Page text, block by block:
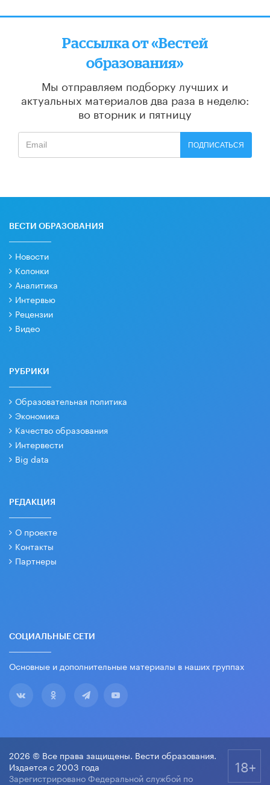
Рассылка от «Вестей
образования»
Мы отправляем подборку лучших и
актуальных материалов два раза в неделю:
во вторник и пятницу
ПОДПИСАТЬСЯ
ВЕСТИ ОБРАЗОВАНИЯ
Новости
Колонки
Аналитика
Интервью
Рецензии
Видео
РУБРИКИ
Образовательная политика
Экономика
Качество образования
Интервести
Big data
РЕДАКЦИЯ
О проекте
Контакты
Партнеры
СОЦИАЛЬНЫЕ СЕТИ
Основные и дополнительные материалы в наших группах
2026 © Все права защищены. Вести образования.
Издается с 2003 года
Зарегистрировано Федеральной службой по
18+